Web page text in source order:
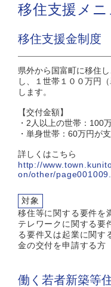
移住支援メニ
移住支援金制度
県外から国富町に移住
し、１世帯１００万円
します。
【交付金額】
・2人以上の世帯：100
・単身世帯：60万円が
詳しくはこちら
http://
on/other/
対象
移住等に関する要件を
テレワークに関する要
る要件又は起業に関す
金の交付を申請する方
働く若者新築等